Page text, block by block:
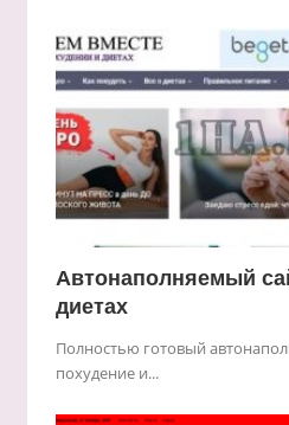
Автонаполняемый
диетах
Полностью готовый
похудение и...